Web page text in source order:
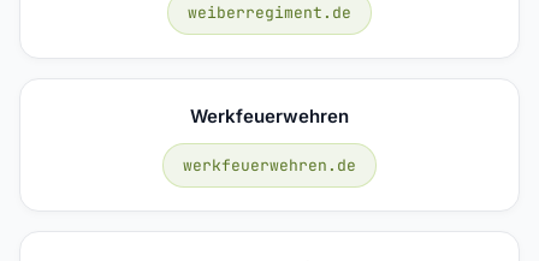
weiberregiment.de
Werkfeuerwehren
werkfeuerwehren.de